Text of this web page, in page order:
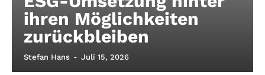
ihren Möglichkeiten
zurückbleiben
Stefan Hans - Juli 15, 2026